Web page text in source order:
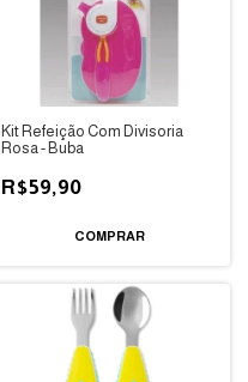
Kit Refeição Com Divisoria
Rosa - Buba
R$59,90